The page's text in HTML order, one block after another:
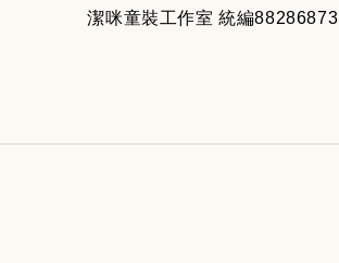
潔咪童裝工作室 統編88286873